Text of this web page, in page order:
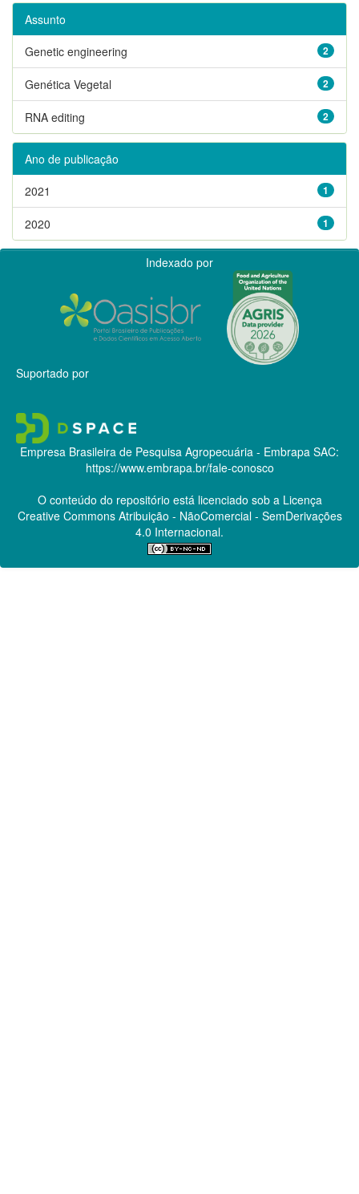
Assunto
2
Genetic engineering
2
Genética Vegetal
2
RNA editing
Ano de publicação
1
2021
1
2020
Indexado por
Suportado por
Empresa Brasileira de Pesquisa Agropecuária - Embrapa SAC:
https://www.embrapa.br/fale-conosco
O conteúdo do repositório está licenciado sob a Licença
Creative CommonsAtribuição - NãoComercial - SemDerivações
4.0 Internacional.